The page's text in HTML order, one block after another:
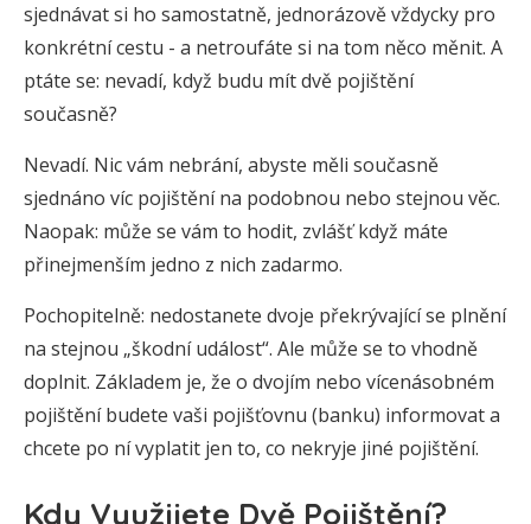
sjednávat si ho samostatně, jednorázově vždycky pro
konkrétní cestu - a netroufáte si na tom něco měnit. A
ptáte se: nevadí, když budu mít dvě pojištění
současně?
Nevadí. Nic vám nebrání, abyste měli současně
sjednáno víc pojištění na podobnou nebo stejnou věc.
Naopak: může se vám to hodit, zvlášť když máte
přinejmenším jedno z nich zadarmo.
Pochopitelně: nedostanete dvoje překrývající se plnění
na stejnou „škodní událost“. Ale může se to vhodně
doplnit. Základem je, že o dvojím nebo vícenásobném
pojištění budete vaši pojišťovnu (banku) informovat a
chcete po ní vyplatit jen to, co nekryje jiné pojištění.
Kdy Využijete Dvě Pojištění?